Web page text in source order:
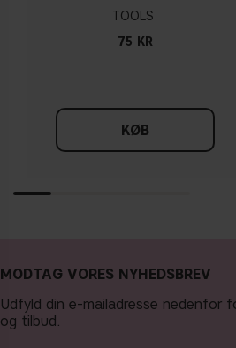
TOOLS
75 KR
KØB
MODTAG VORES NYHEDSBREV
Udfyld din e-mailadresse nedenfor
og tilbud.